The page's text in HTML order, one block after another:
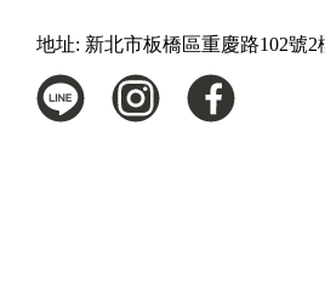
地址: 新北市板橋區重慶路102號2